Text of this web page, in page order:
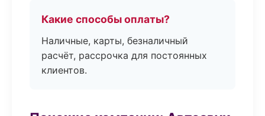
Какие способы оплаты?
Наличные, карты, безналичный
расчёт, рассрочка для постоянных
клиентов.